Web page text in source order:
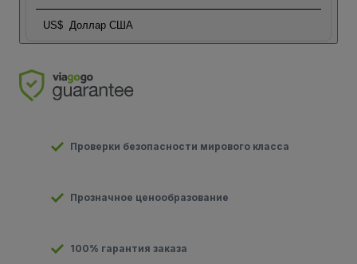
US$ Доллар США
Проверки безопасности мирового класса
Прозначное ценообразование
100% гарантия заказа